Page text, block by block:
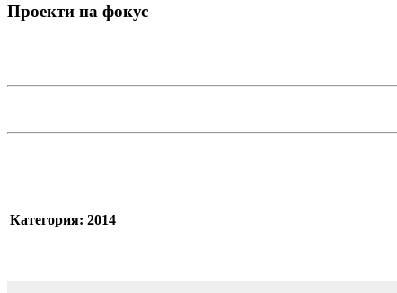
Проекти на фокус
Категория: 2014